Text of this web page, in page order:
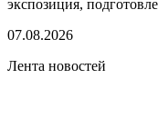
экспозиция,
07.08.2026
Лента новостей